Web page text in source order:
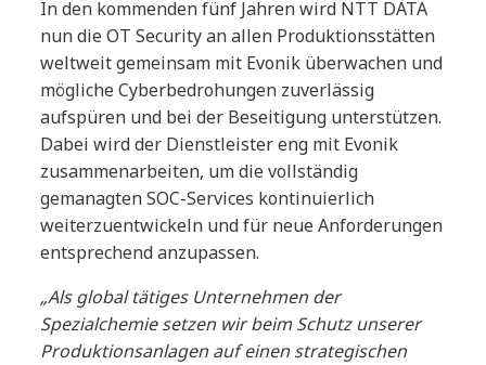
In den kommenden fünf Jahren wird NTT DATA
nun die OT Security an allen Produktionsstätten
weltweit gemeinsam mit Evonik überwachen und
mögliche Cyberbedrohungen zuverlässig
aufspüren und bei der Beseitigung unterstützen.
Dabei wird der Dienstleister eng mit Evonik
zusammenarbeiten, um die vollständig
gemanagten SOC-Services kontinuierlich
weiterzuentwickeln und für neue Anforderungen
entsprechend anzupassen.
„Als global tätiges Unternehmen der
Spezialchemie setzen wir beim Schutz unserer
Produktionsanlagen auf einen strategischen